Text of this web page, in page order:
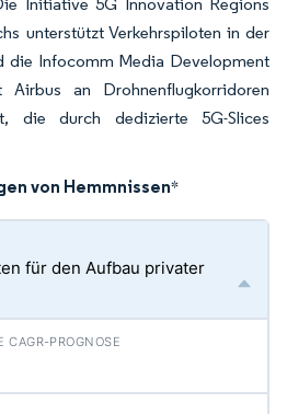
unterstützt Verkehrspiloten in der
die Infocomm Media Development
an Drohnenflugkorridoren
die durch dedizierte 5G-Slices
von Hemmnissen*
für den Aufbau privater